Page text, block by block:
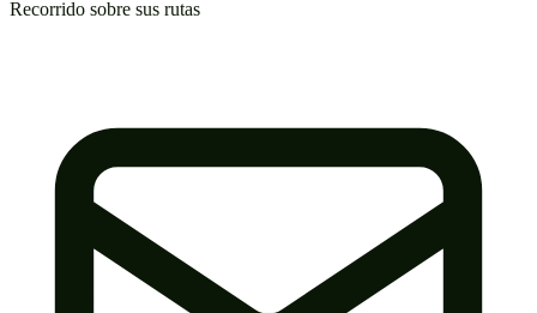
Recorrido sobre sus rutas